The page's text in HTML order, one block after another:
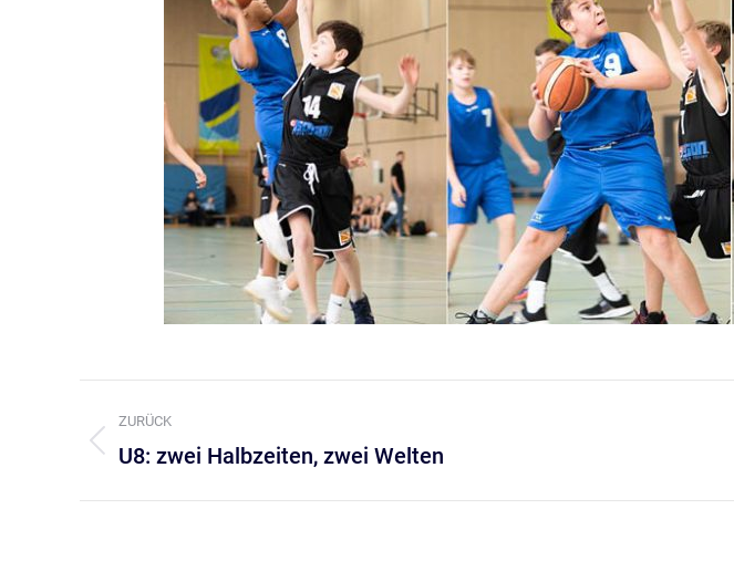
Kommentarnavigation
ZURÜCK
Vorheriger
U8: zwei Halbzeiten, zwei Welten